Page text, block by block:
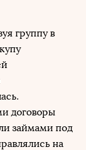
группу в
договоры
займами под
на